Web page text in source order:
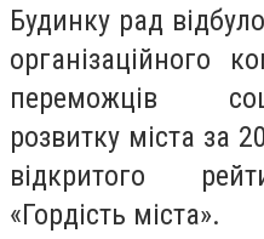
Будинку рад
організаційного
переможців
розвитку міста за
відкритого
«Гордість міста».